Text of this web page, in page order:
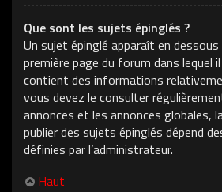
Que sont les sujets épinglés ?
Un sujet épinglé apparaît en
première page du forum dans lequel
contient des informations
vous devez le consulter
annonces et les annonces globales,
publier des sujets épinglés dépend
définies par l’administrateur.
Haut